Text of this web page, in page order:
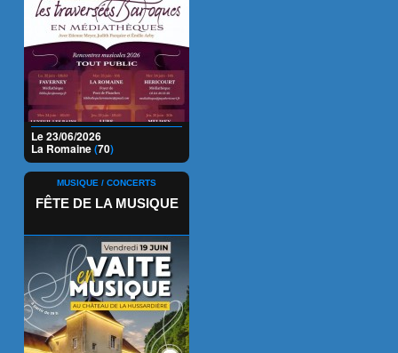
Le 23/06/2026
La Romaine(70)
MUSIQUE / CONCERTS
FÊTE DE LA MUSIQUE